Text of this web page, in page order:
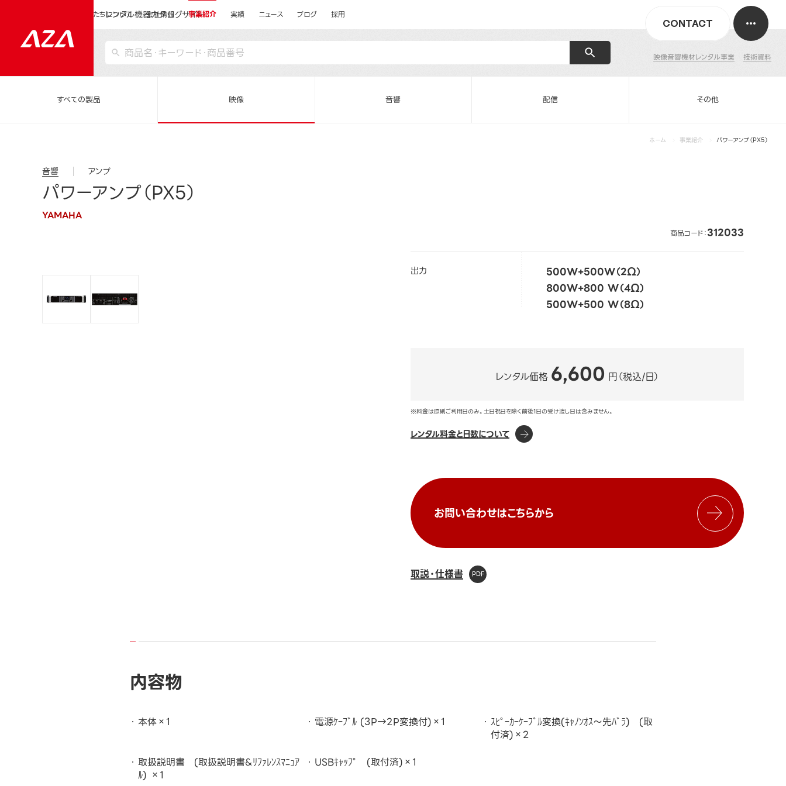
レンタル機器カタログサイト
映像音響機材レンタル事業 技術資料
CONTACT
私たちについて 会社情報 事業紹介 実績 ニュース ブログ 採用
すべての製品 映像 音響 配信 その他
ホーム 事業紹介 パワーアンプ（PX5）
音響 アンプ
パワーアンプ（PX5）
YAMAHA
商品コード：312033
出力
500W+500W（2Ω）
800W+800 W（4Ω）
500W+500 W（8Ω）
レンタル価格 6,600 円（税込/日）
※料金は原則ご利用日のみ。土日祝日を除く前後1日の受け渡し日は含みません。
レンタル料金と日数について
お問い合わせはこちらから
取説・仕様書
内容物
本体×1 電源ｹｰﾌﾞﾙ (3P→2P変換付)×1
ｽﾋﾟｰｶｰｹｰﾌﾞﾙ変換(ｷｬﾉﾝｵｽ～先ﾊﾞﾗ) (取
付済)×2
取扱説明書 (取扱説明書&ﾘﾌｧﾚﾝｽﾏﾆｭｱ
ﾙ) ×1
USBｷｬｯﾌﾟ (取付済)×1